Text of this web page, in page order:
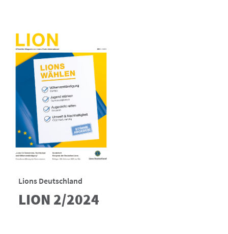
Lions Deutschland
LION 2/2024